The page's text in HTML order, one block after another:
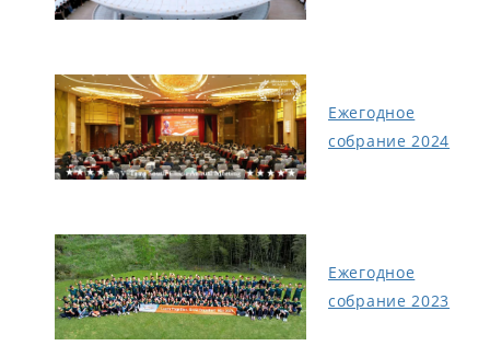
Ежегодное
собрание 2024
Ежегодное
собрание 2023